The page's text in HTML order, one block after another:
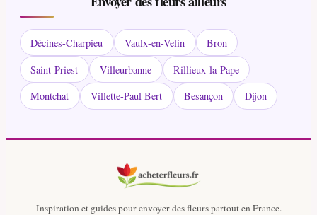
Décines-Charpieu Vaulx-en-Velin
Bron
Saint-Priest
Villeurbanne
Rillieux-la-Pape
Montchat
Villette-Paul Bert Besançon Dijon
Inspiration et guides pour envoyer des fleurs partout en France.